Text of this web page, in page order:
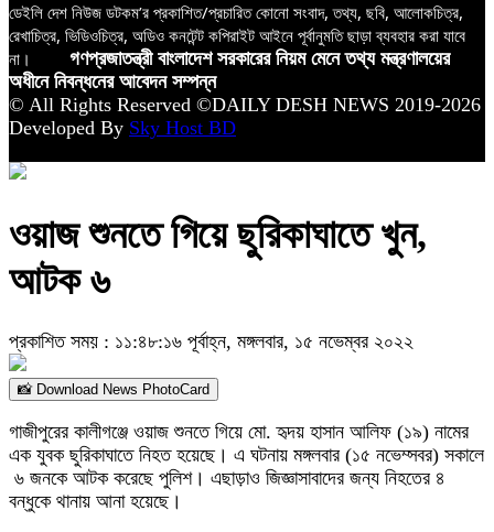
ডেইলি দেশ নিউজ ডটকম’র প্রকাশিত/প্রচারিত কোনো সংবাদ, তথ্য, ছবি, আলোকচিত্র,
রেখাচিত্র, ভিডিওচিত্র, অডিও কনটেন্ট কপিরাইট আইনে পূর্বানুমতি ছাড়া ব্যবহার করা যাবে
না।
গণপ্রজাতন্ত্রী বাংলাদেশ সরকারের নিয়ম মেনে তথ্য মন্ত্রণালয়ের
অধীনে নিবন্ধনের আবেদন সম্পন্ন
© All Rights Reserved ©DAILY DESH NEWS 2019-2026
Developed By Sky Host BD
ওয়াজ শুনতে গিয়ে ছুরিকাঘাতে খুন,
আটক ৬
প্রকাশিত সময় : ১১:৪৮:১৬ পূর্বাহ্ন, মঙ্গলবার, ১৫ নভেম্বর ২০২২
📸 Download News PhotoCard
গাজীপুরের কালীগঞ্জে ওয়াজ শুনতে গিয়ে মো. হৃদয় হাসান আলিফ (১৯) নামের
এক যুবক ছুরিকাঘাতে নিহত হয়েছে। এ ঘটনায় মঙ্গলবার (১৫ নভেম্সবর) সকালে
৬ জনকে আটক করেছে পুলিশ। এছাড়াও জিজ্ঞাসাবাদের জন্য নিহতের ৪
বন্ধুকে থানায় আনা হয়েছে।